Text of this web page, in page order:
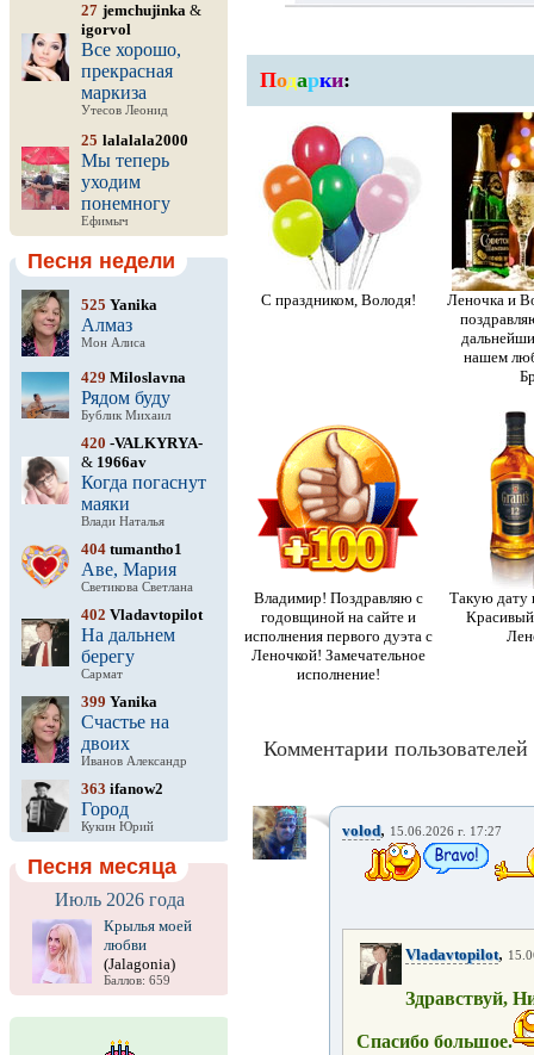
27 jemchujinka &
igorvol
Все хорошо,
прекрасная
маркиза
Утесов Леонид
25 lalalala2000
Мы теперь
уходим
понемногу
Ефимыч
Песня недели
525 Yanika
Алмаз
Мон Алиса
429 Miloslavna
Рядом буду
Бублик Михаил
420 -VALKYRYA-
& 1966av
Когда погаснут
маяки
Влади Наталья
404 tumantho1
Аве, Мария
Светикова Светлана
402 Vladavtopilot
На дальнем
берегу
Сармат
399 Yanika
Счастье на
двоих
Иванов Александр
363 ifanow2
Город
Кукин Юрий
Песня месяца
Июль 2026 года
Крылья моей
любви
(Jalagonia)
Баллов: 659
Подарки:
С праздником, Володя!
Леночка и
нашем
Владимир! Поздравляю с
годовщиной на сайте и
исполнения первого дуэта с
Леночкой! Замечательное
исполнение!
Такую дату
Красивый
Комментарии пользователей
volod, 15.06.2026 г. 17:27
Vladavtopilot,
Здравствуй,
Спасибо большое.